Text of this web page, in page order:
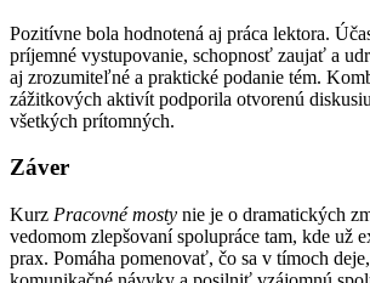
Pozitívne bola hodnotená aj práca lektora.
príjemné vystupovanie, schopnosť zaujať a
aj zrozumiteľné a praktické podanie tém.
zážitkových aktivít podporila otvorenú
všetkých prítomných.
Záver
Kurz Pracovné mosty nie je o dramatických
vedomom zlepšovaní spolupráce tam, kde už
prax. Pomáha pomenovať, čo sa v tímoch